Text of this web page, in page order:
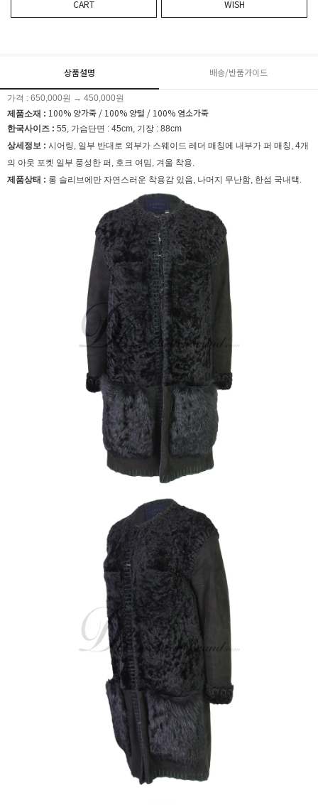
CART WISH
상품설명 배송/반품가이드
가격 : 650,000원 → 450,000원
제품소재 : 100% 양가죽 / 100% 양털 / 100% 염소가죽
한국사이즈 : 55, 가슴단면 : 45cm, 기장 : 88cm
상세정보 : 시어링, 일부 반대로 외부가 스웨이드 레더 매칭에 내부가 퍼 매칭, 4개
의 아웃 포켓 일부 풍성한 퍼, 호크 여밈, 겨울 착용.
제품상태 : 롱 슬리브에만 자연스러운 착용감 있음, 나머지 무난함, 한섬 국내택.